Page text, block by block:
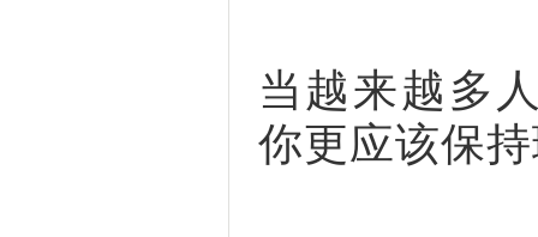
当越来越多
你更应该保